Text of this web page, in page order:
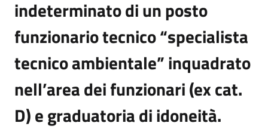
indeterminato di un posto
funzionario tecnico “specialista
tecnico ambientale” inquadrato
nell’area dei funzionari (ex cat.
D) e graduatoria di idoneità.